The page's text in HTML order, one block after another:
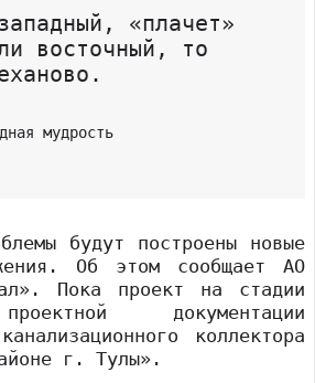
«плачет»
восточный, то
мудрость
будут построены новые
Об этом сообщает АО
Пока проект на стадии
документации
коллектора
г. Тулы».